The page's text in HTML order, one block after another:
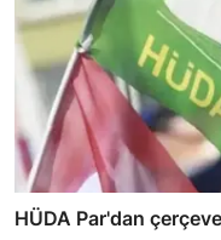
HÜDA Par'dan